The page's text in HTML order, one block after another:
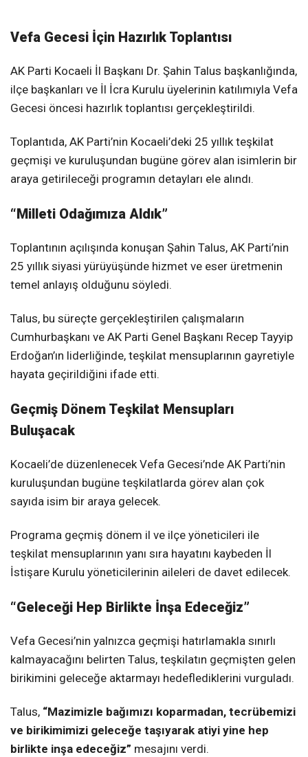
Vefa Gecesi İçin Hazırlık Toplantısı
AK Parti Kocaeli İl Başkanı Dr. Şahin Talus başkanlığında,
ilçe başkanları ve İl İcra Kurulu üyelerinin katılımıyla Vefa
Gecesi öncesi hazırlık toplantısı gerçekleştirildi.
Toplantıda, AK Parti’nin Kocaeli’deki 25 yıllık teşkilat
geçmişi ve kuruluşundan bugüne görev alan isimlerin bir
araya getirileceği programın detayları ele alındı.
“Milleti Odağımıza Aldık”
Toplantının açılışında konuşan Şahin Talus, AK Parti’nin
25 yıllık siyasi yürüyüşünde hizmet ve eser üretmenin
temel anlayış olduğunu söyledi.
Talus, bu süreçte gerçekleştirilen çalışmaların
Cumhurbaşkanı ve AK Parti Genel Başkanı Recep Tayyip
Erdoğan’ın liderliğinde, teşkilat mensuplarının gayretiyle
hayata geçirildiğini ifade etti.
Geçmiş Dönem Teşkilat Mensupları
Buluşacak
Kocaeli’de düzenlenecek Vefa Gecesi’nde AK Parti’nin
kuruluşundan bugüne teşkilatlarda görev alan çok
sayıda isim bir araya gelecek.
Programa geçmiş dönem il ve ilçe yöneticileri ile
teşkilat mensuplarının yanı sıra hayatını kaybeden İl
İstişare Kurulu yöneticilerinin aileleri de davet edilecek.
“Geleceği Hep Birlikte İnşa Edeceğiz”
Vefa Gecesi’nin yalnızca geçmişi hatırlamakla sınırlı
kalmayacağını belirten Talus, teşkilatın geçmişten gelen
birikimini geleceğe aktarmayı hedeflediklerini vurguladı.
Talus, “Mazimizle bağımızı koparmadan, tecrübemizi
ve birikimimizi geleceğe taşıyarak atiyi yine hep
birlikte inşa edeceğiz” mesajını verdi.